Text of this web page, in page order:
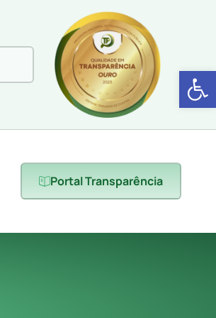
Abrir
Portal Transparência